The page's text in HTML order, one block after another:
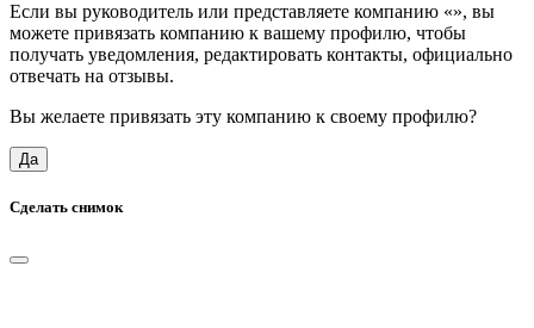
Если вы руководитель или представляете компанию «», вы
можете привязать компанию к вашему профилю, чтобы
получать уведомления, редактировать контакты, официально
отвечать на отзывы.
Вы желаете привязать эту компанию к своему профилю?
Да
Сделать снимок